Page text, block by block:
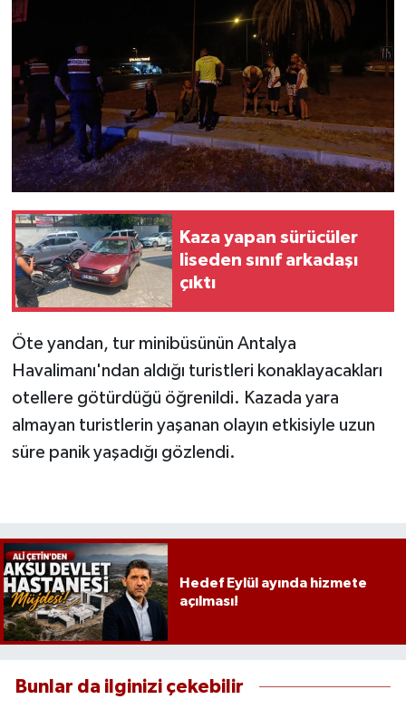
Kaza yapan sürücüler
liseden sınıf arkadaşı
çıktı
Öte yandan, tur minibüsünün Antalya
Havalimanı'ndan aldığı turistleri konaklayacakları
otellere götürdüğü öğrenildi. Kazada yara
almayan turistlerin yaşanan olayın etkisiyle uzun
süre panik yaşadığı gözlendi.
Hedef Eylül ayında hizmete
açılması!
Bunlar da ilginizi çekebilir